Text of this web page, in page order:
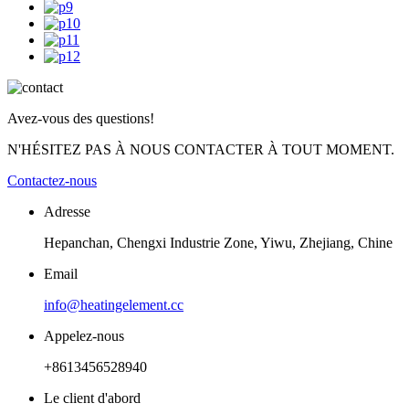
Avez-vous des questions!
N'HÉSITEZ PAS À NOUS CONTACTER À TOUT MOMENT.
Contactez-nous
Adresse
Hepanchan, Chengxi Industrie Zone, Yiwu, Zhejiang, Chine
Email
info@heatingelement.cc
Appelez-nous
+8613456528940
Le client d'abord